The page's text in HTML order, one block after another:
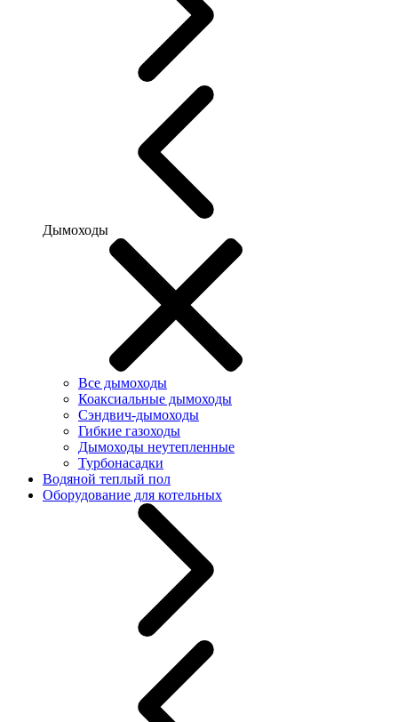
Дымоходы
Все дымоходы
Коаксиальные дымоходы
Сэндвич-дымоходы
Гибкие газоходы
Дымоходы неутепленные
Турбонасадки
Водяной теплый пол
Оборудование для котельных